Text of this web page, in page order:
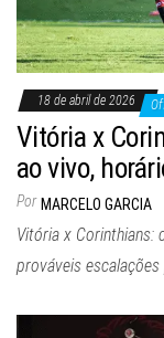
18 de abril de 2026
Vitória x
ao vivo,
Por MARCELO GARCIA
Vitória x Corinthians:
prováveis